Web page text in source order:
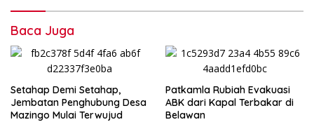
Baca Juga
Setahap Demi Setahap,
Jembatan Penghubung Desa
Mazingo Mulai Terwujud
Patkamla Rubiah Evakuasi
ABK dari Kapal Terbakar di
Belawan